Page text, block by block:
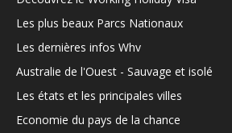
Les plus beaux Parcs Nationaux
Les dernières infos Whv
Australie de l'Ouest - Sauvage et isolé
Les états et les principales villes
Economie du pays de la chance